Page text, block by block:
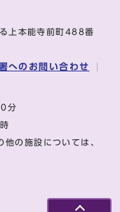
上本能寺前町488番
へのお問い合わせ
分
時
他の施設については、